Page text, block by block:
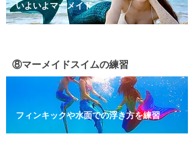
いよいよマーメイド
⑧マーメイドスイムの練習
フィンキックや水面での浮き方を練習